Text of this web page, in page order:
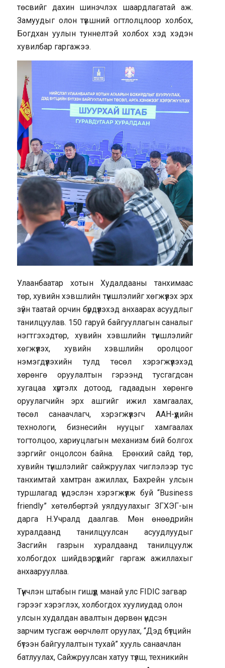
төсвийг дахин шинэчлэх шаардлагатай аж.
Замуудыг олон түвшний огтлолцлоор холбох,
Богдхан уулын туннелтэй холбох хэд хэдэн
хувилбар гаргажээ.
Улаанбаатар хотын Худалдааны танхимаас
төр, хувийн хэвшлийн түншлэлийг хөгжүүлэх эрх
зүйн таатай орчин бүрдүүлэхэд анхаарах асуудлыг
танилцуулав. 150 гаруй байгууллагын саналыг
нэгтгэхэдтөр, хувийн хэвшлийн түншлэлийг
хөгжүүлэх, хувийн хэвшлийн оролцоог
нэмэгдүүлэхийн тулд төсөл хэрэгжүүлэхэд
хөрөнгө оруулалтын гэрээнд тусгагдсан
хугацаа хүртэлх дотоод, гадаадын хөрөнгө
оруулагчийн эрх ашгийг ижил хамгаалах,
төсөл санаачлагч, хэрэгжүүлэгч ААН-үүдийн
технологи, бизнесийн нууцыг хамгаалах
тогтолцоо, хариуцлагын механизм бий болгох
зэргийг онцолсон байна. Ерөнхий сайд төр,
хувийн түншлэлийг сайжруулах чиглэлээр тус
танхимтай хамтран ажиллах, Бахрейн улсын
туршлагад үндэслэн хэрэгжүүлж буй “Business
friendly” хөтөлбөртэй уялдуулахыг ЗГХЭГ-ын
дарга Н.Учралд даалгав. Мөн өнөөдрийн
хуралдаанд танилцуулсан асуудлуудыг
Засгийн газрын хуралдаанд танилцуулж
холбогдох шийдвэрүүдийг гаргаж ажиллахыг
анхаарууллаа.
Түүнчлэн штабын гишүүд манай улс FIDIC загвар
гэрээг хэрэглэх, холбогдох хуулиудад олон
улсын худалдан авалтын дөрвөн үндсэн
зарчим тусгаж өөрчлөлт оруулах, “Дэд бүтцийн
бүтээн байгуулалтын тухай” хууль санаачлан
батлуулах, Сайжруулсан хатуу түлш, техникийн